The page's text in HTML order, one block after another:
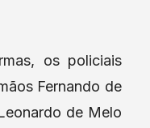
os policiais
Fernando de
de Melo